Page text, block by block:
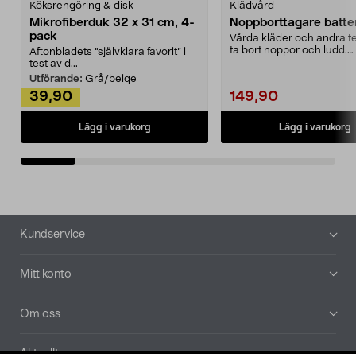
Köksrengöring & disk
Mikrofiberduk 32 x 31 cm, 4-
pack
Aftonbladets "självklara favorit” i
test av d...
Utförande: Grå/beige
39,90
Lägg i varukorg
Klädvård
Noppborttagare
Vårda kläder och andra
ta bort noppor och ludd.
149,90
Lägg i varukorg
Sidfot
Kundservice
Mitt konto
Om oss